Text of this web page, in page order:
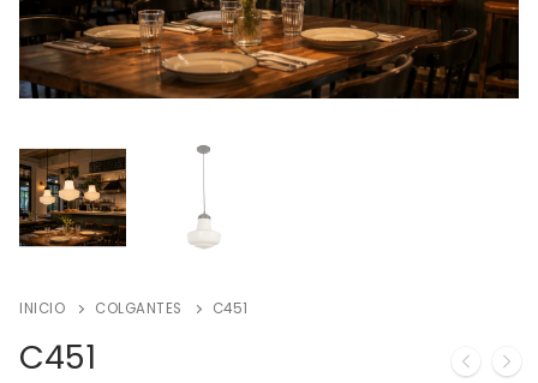
INICIO COLGANTES C451
C451